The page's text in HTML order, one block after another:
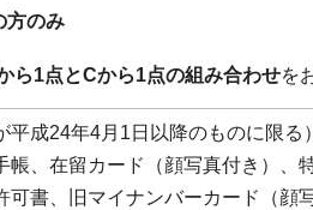
方のみ
ら1点とCから1点の組み合わせを
成24年4月1日以降のものに限る
、在留カード（顔写真付き）、
書、旧マイナンバーカード（顔